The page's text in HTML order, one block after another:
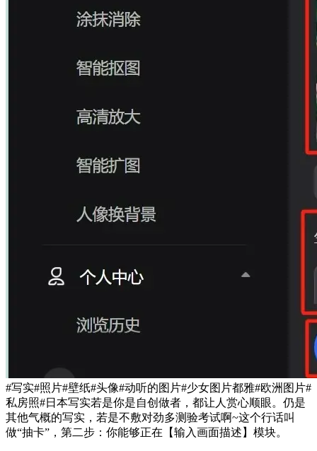
#写实#照片#壁纸#头像#动听的图片#少女图片都雅#欧洲图片#
私房照#日本写实若是你是自创做者，都让人赏心顺眼。仍是
其他气概的写实，若是不敷对劲多测验考试啊~这个行话叫
做“抽卡”，第二步：你能够正在【输入画面描述】模块。